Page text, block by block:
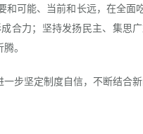
可能、当前和长远，在全
力；坚持发扬民主、集思
。
坚定制度自信，不断结合新